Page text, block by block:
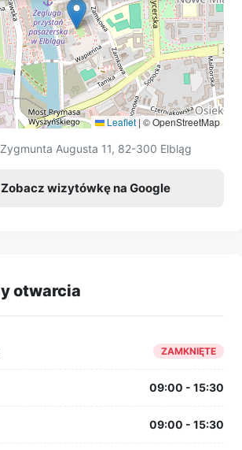
przed przyjazdem.</p>
Dobry plan rodzinny
+ spacer bulwarem + przerwa
w okolicy.</p>
Leaflet | © OpenStreetMap
Augusta 11, 82-300 Elbląg
Zobacz wizytówkę na Google
otwarcia
ZAMKNIĘTE
09:00 - 15:30
09:00 - 15:30